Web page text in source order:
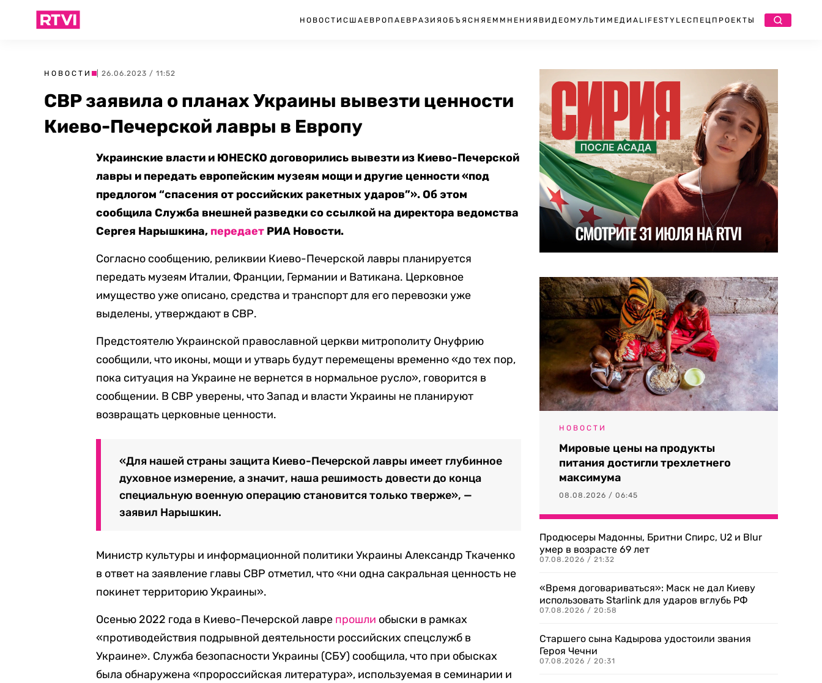
НОВОСТИ США ЕВРОПА ЕВРАЗИЯ ОБЪЯСНЯЕМ МНЕНИЯ ВИДЕО МУЛЬТИМЕДИА LIFESTYLEСПЕЦПРОЕКТЫ
НОВОСТИ | 26.06.2023 / 11:52
СВР заявила о планах Украины вывезти ценности
Киево-Печерской лавры в Европу
Украинские власти и ЮНЕСКО договорились вывезти из Киево-Печерской
лавры и передать европейским музеям мощи и другие ценности «под
предлогом “спасения от российских ракетных ударов”». Об этом
сообщила Служба внешней разведки со ссылкой на директора ведомства
Сергея Нарышкина, передает РИА Новости.
Согласно сообщению, реликвии Киево-Печерской лавры планируется
передать музеям Италии, Франции, Германии и Ватикана. Церковное
имущество уже описано, средства и транспорт для его перевозки уже
выделены, утверждают в СВР.
Предстоятелю Украинской православной церкви митрополиту Онуфрию
сообщили, что иконы, мощи и утварь будут перемещены временно «до тех пор,
пока ситуация на Украине не вернется в нормальное русло», говорится в
сообщении. В СВР уверены, что Запад и власти Украины не планируют
возвращать церковные ценности.
«Для нашей страны защита Киево-Печерской лавры имеет глубинное
духовное измерение, а значит, наша решимость довести до конца
специальную военную операцию становится только тверже», —
заявил Нарышкин.
Министр культуры и информационной политики Украины Александр Ткаченко
в ответ на заявление главы СВР отметил, что «ни одна сакральная ценность не
покинет территорию Украины».
Осенью 2022 года в Киево-Печерской лавре прошли обыски в рамках
«противодействия подрывной деятельности российских спецслужб в
Украине». Служба безопасности Украины (СБУ) сообщила, что при обысках
была обнаружена «пророссийская литература», используемая в семинарии и
НОВОСТИ
Мировые цены на продукты
питания достигли трехлетнего
максимума
08.08.2026 / 06:45
Продюсеры Мадонны, Бритни Спирс, U2 и Blur
умер в возрасте 69 лет
07.08.2026 / 21:32
«Время договариваться»: Маск не дал Киеву
использовать Starlink для ударов вглубь РФ
07.08.2026 / 20:58
Старшего сына Кадырова удостоили звания
Героя Чечни
07.08.2026 / 20:31